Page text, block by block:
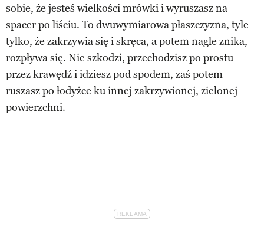
sobie, że jesteś wielkości mrówki i wyruszasz na
spacer po liściu. To dwuwymiarowa płaszczyzna, tyle
tylko, że zakrzywia się i skręca, a potem nagle znika,
rozpływa się. Nie szkodzi, przechodzisz po prostu
przez krawędź i idziesz pod spodem, zaś potem
ruszasz po łodyżce ku innej zakrzywionej, zielonej
powierzchni.